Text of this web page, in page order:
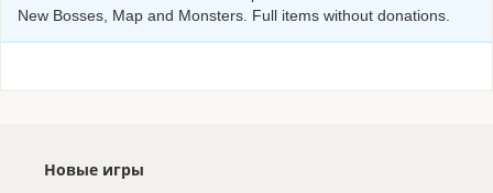
New Bosses, Map and Monsters. Full items without donations.
Новые игры